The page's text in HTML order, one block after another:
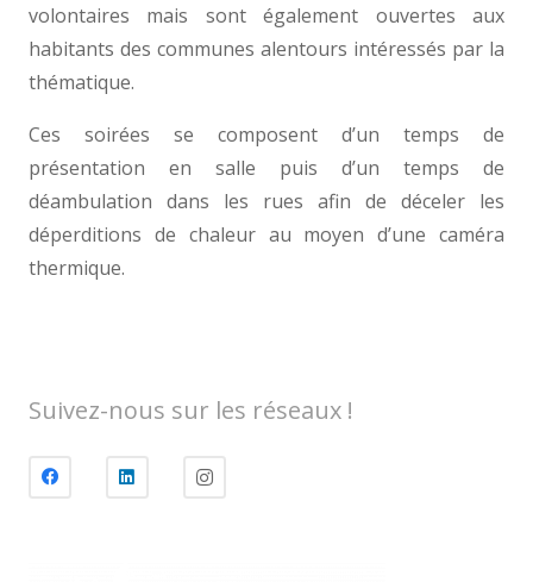
volontaires mais sont également ouvertes aux
habitants des communes alentours intéressés par la
thématique.
Ces soirées se composent d’un temps de
présentation en salle puis d’un temps de
déambulation dans les rues afin de déceler les
déperditions de chaleur au moyen d’une caméra
thermique.
Suivez-nous sur les réseaux !